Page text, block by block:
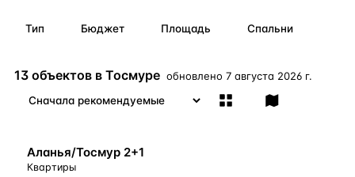
ВСЕ НАПРАВЛЕНИЯ →
Тип Бюджет Площадь Спальни
13 объектов в Тосмуре обновлено 7 августа 2026 г.
У МОРЯ Аланья/Тосмур 2+1
Квартиры